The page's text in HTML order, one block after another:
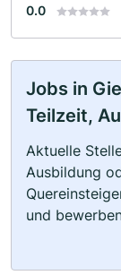
0.0
Jobs in
Teilzeit,
Aktuelle
Ausbildung
und